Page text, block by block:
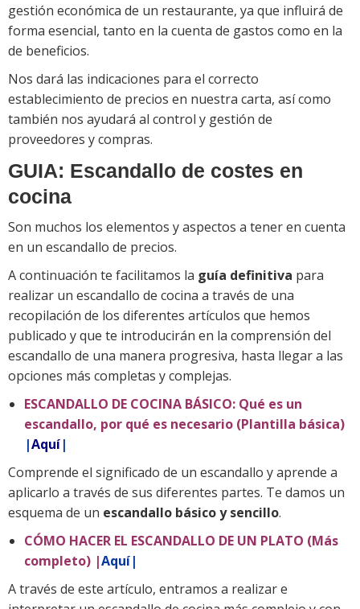
gestión económica de un restaurante, ya que influirá de
forma esencial, tanto en la cuenta de gastos como en la
de beneficios.
Nos dará las indicaciones para el correcto
establecimiento de precios en nuestra carta, así como
también nos ayudará al control y gestión de
proveedores y compras.
GUIA: Escandallo de costes en
cocina
Son muchos los elementos y aspectos a tener en cuenta
en un escandallo de precios.
A continuación te facilitamos la guía definitiva para
realizar un escandallo de cocina a través de una
recopilación de los diferentes artículos que hemos
publicado y que te introducirán en la comprensión del
escandallo de una manera progresiva, hasta llegar a las
opciones más completas y complejas.
ESCANDALLO DE COCINA BÁSICO: Qué es un
escandallo, por qué es necesario (Plantilla básica)
|Aquí|
Comprende el significado de un escandallo y aprende a
aplicarlo a través de sus diferentes partes. Te damos un
esquema de un escandallo básico y sencillo.
CÓMO HACER EL ESCANDALLO DE UN PLATO (Más
completo) |Aquí|
A través de este artículo, entramos a realizar e